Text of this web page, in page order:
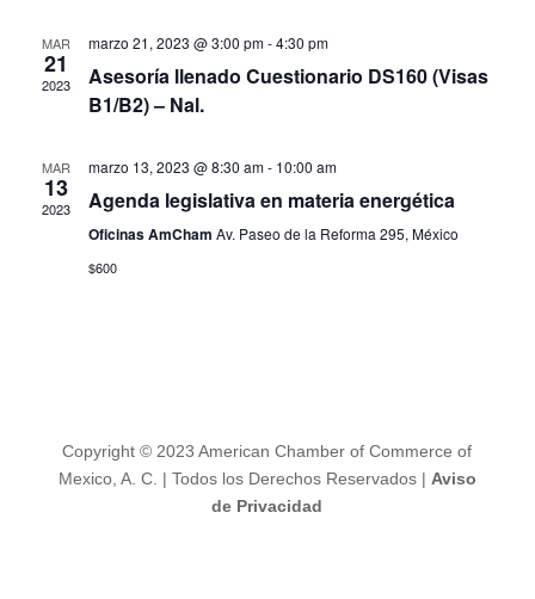
MAR
21
2023
marzo 21, 2023 @ 3:00 pm-4:30 pm
Asesoría llenado Cuestionario DS160 (Visas
B1/B2) – Nal.
MAR
13
2023
marzo 13, 2023 @ 8:30 am- 10:00 am
Agenda legislativa en materia energética
Oficinas AmCham Av. Paseo de la Reforma 295, México
$600
Copyright © 2023 American Chamber of Commerce of
Mexico, A. C. | Todos los Derechos Reservados | Aviso
de Privacidad